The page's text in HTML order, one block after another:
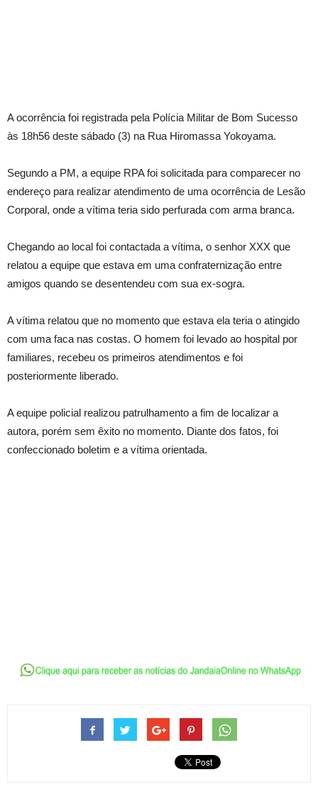
A ocorrência foi registrada pela Polícia Militar de Bom Sucesso
às 18h56 deste sábado (3) na Rua Hiromassa Yokoyama.
Segundo a PM, a equipe RPA foi solicitada para comparecer no
endereço para realizar atendimento de uma ocorrência de Lesão
Corporal, onde a vítima teria sido perfurada com arma branca.
Chegando ao local foi contactada a vítima, o senhor XXX que
relatou a equipe que estava em uma confraternização entre
amigos quando se desentendeu com sua ex-sogra.
A vítima relatou que no momento que estava ela teria o atingido
com uma faca nas costas. O homem foi levado ao hospital por
familiares, recebeu os primeiros atendimentos e foi
posteriormente liberado.
A equipe policial realizou patrulhamento a fim de localizar a
autora, porém sem êxito no momento. Diante dos fatos, foi
confeccionado boletim e a vítima orientada.